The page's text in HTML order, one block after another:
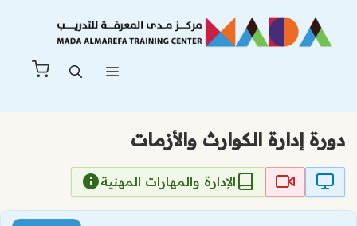
المحتوى
دورة إدارة الكوارث والأزمات
الإدارة والمهارات المهنية